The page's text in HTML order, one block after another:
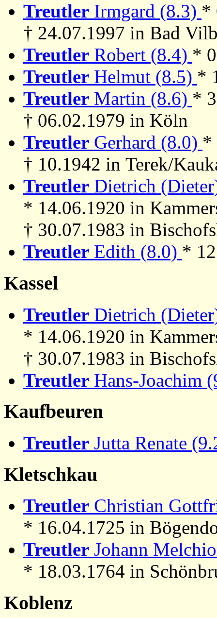
Treutler Irmgard (8.3) *
† 24.07.1997 in Bad
Treutler Robert (8.4) *
Treutler Helmut (8.5) *
Treutler Martin (8.6) *
† 06.02.1979 in Köln
Treutler Gerhard (8.0) *
† 10.1942 in Terek/
Treutler Dietrich
* 14.06.1920 in
† 30.07.1983 in
Treutler Edith (8.0) *
Kassel
Treutler Dietrich
* 14.06.1920 in
† 30.07.1983 in
Treutler Hans-Joachim
Kaufbeuren
Treutler Jutta Renate
Kletschkau
Treutler Christian
* 16.04.1725 in
Treutler Johann
* 18.03.1764 in
Koblenz